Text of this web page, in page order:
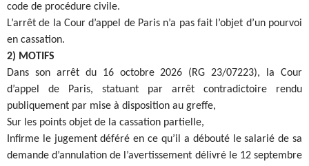
code de procédure civile.
L’arrêt de la Cour d’appel de Paris n’a pas fait l’objet d’un pourvoi
en cassation.
2) MOTIFS
Dans son arrêt du 16 octobre 2026 (RG 23/07223), la Cour
d’appel de Paris, statuant par arrêt contradictoire rendu
publiquement par mise à disposition au greffe,
Sur les points objet de la cassation partielle,
Infirme le jugement déféré en ce qu’il a débouté le salarié de sa
demande d’annulation de l’avertissement délivré le 12 septembre